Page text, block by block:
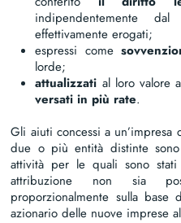
indipendentemente
effettivamente erogati;
espressi come
lorde;
attualizzati al loro valore
versati in più rate.
Gli aiuti concessi a un’impresa
due o più entità distinte
attività per le quali sono
attribuzione non sia
proporzionalmente sulla
azionario delle nuove imprese